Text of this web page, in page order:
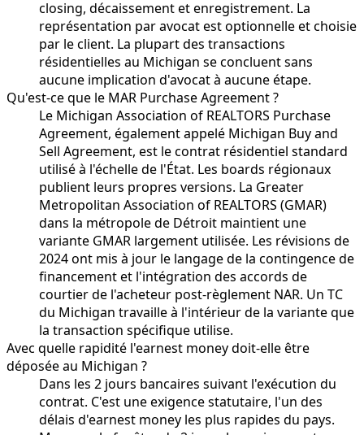
closing, décaissement et enregistrement. La
représentation par avocat est optionnelle et choisie
par le client. La plupart des transactions
résidentielles au Michigan se concluent sans
aucune implication d'avocat à aucune étape.
Qu'est-ce que le MAR Purchase Agreement ?
Le Michigan Association of REALTORS Purchase
Agreement, également appelé Michigan Buy and
Sell Agreement, est le contrat résidentiel standard
utilisé à l'échelle de l'État. Les boards régionaux
publient leurs propres versions. La Greater
Metropolitan Association of REALTORS (GMAR)
dans la métropole de Détroit maintient une
variante GMAR largement utilisée. Les révisions de
2024 ont mis à jour le langage de la contingence de
financement et l'intégration des accords de
courtier de l'acheteur post-règlement NAR. Un TC
du Michigan travaille à l'intérieur de la variante que
la transaction spécifique utilise.
Avec quelle rapidité l'earnest money doit-elle être
déposée au Michigan ?
Dans les 2 jours bancaires suivant l'exécution du
contrat. C'est une exigence statutaire, l'un des
délais d'earnest money les plus rapides du pays.